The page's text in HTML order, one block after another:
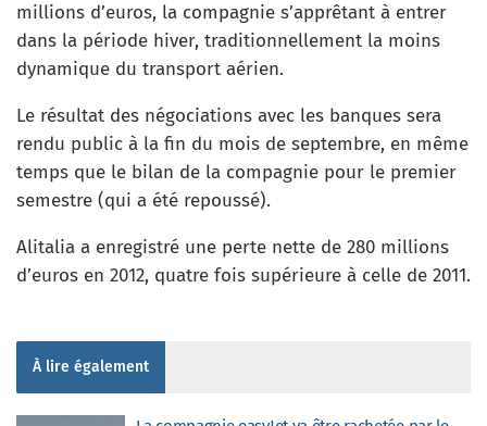
millions d’euros, la compagnie s’apprêtant à entrer
dans la période hiver, traditionnellement la moins
dynamique du transport aérien.
Le résultat des négociations avec les banques sera
rendu public à la fin du mois de septembre, en même
temps que le bilan de la compagnie pour le premier
semestre (qui a été repoussé).
Alitalia a enregistré une perte nette de 280 millions
d’euros en 2012, quatre fois supérieure à celle de 2011.
À lire également